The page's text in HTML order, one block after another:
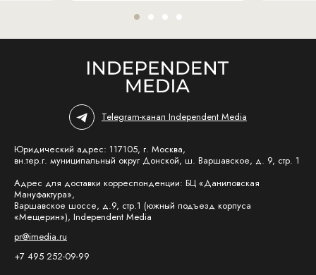
Telegram-канал Independent Media
Юридический адрес: 117105, г. Москва,
вн.тер.г. муниципальный округ Донской, ш. Варшавское, д. 9, стр. 1
Адрес для доставки корреспонденции: БЦ «Даниловская
Мануфактура»,
Варшавское шоссе, д.9, стр.1 (южный подъезд корпуса
«Мещерин»), Independent Media
pr@imedia.ru
+7 495 252-09-99